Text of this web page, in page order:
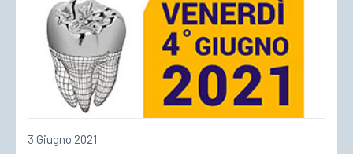
3 Giugno 2021